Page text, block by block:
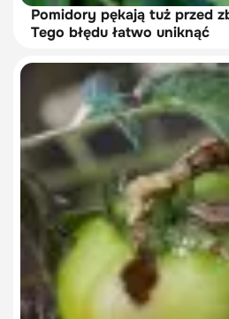
Pomidory pękają tuż przed
Tego błędu łatwo uniknąć